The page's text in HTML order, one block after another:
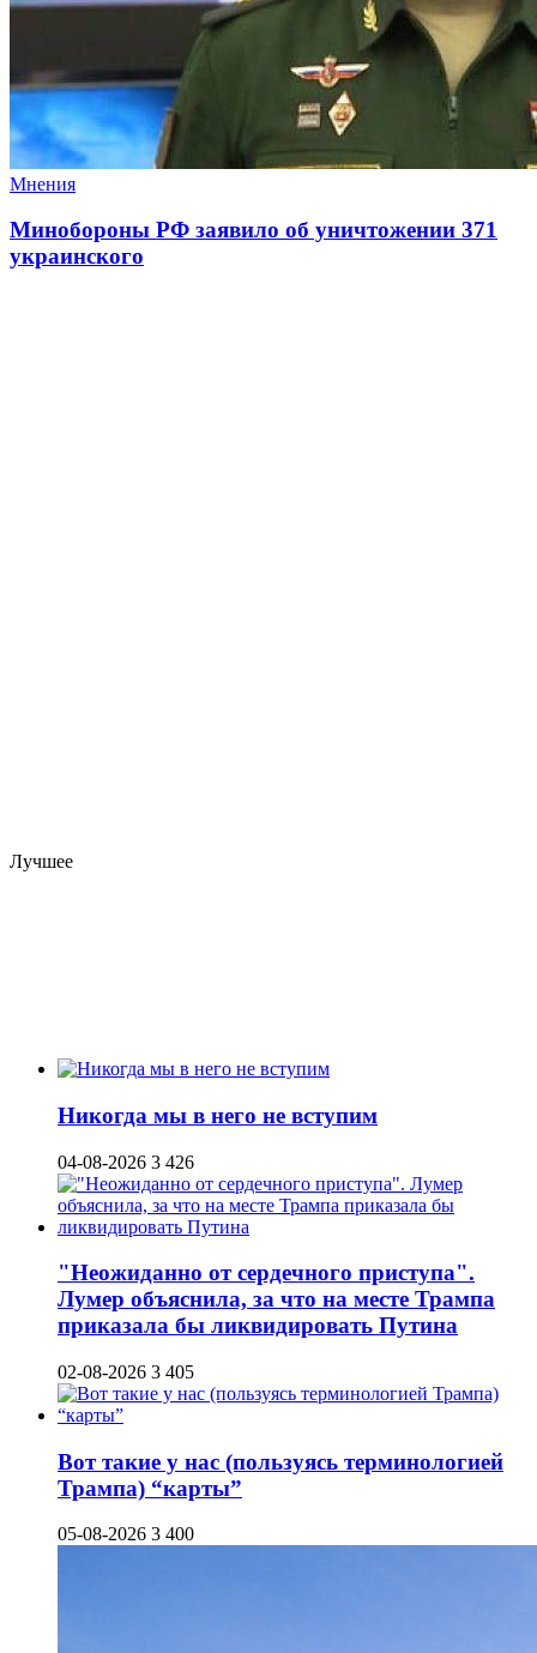
Мнения
Минобороны РФ заявило об уничтожении 371
украинского
Лучшее
Никогда мы в него не вступим
04-08-2026 3 426
"Неожиданно от сердечного приступа".
Лумер объяснила, за что на месте Трампа
приказала бы ликвидировать Путина
02-08-2026 3 405
Вот такие у нас (пользуясь терминологией
Трампа) “карты”
05-08-2026 3 400